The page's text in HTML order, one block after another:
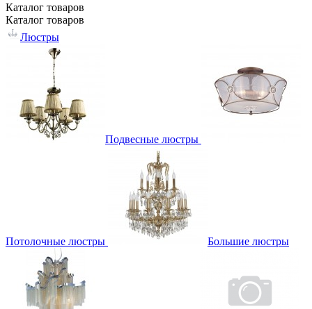
Каталог товаров
Каталог товаров
Люстры
Подвесные люстры
Потолочные люстры Большие люстры